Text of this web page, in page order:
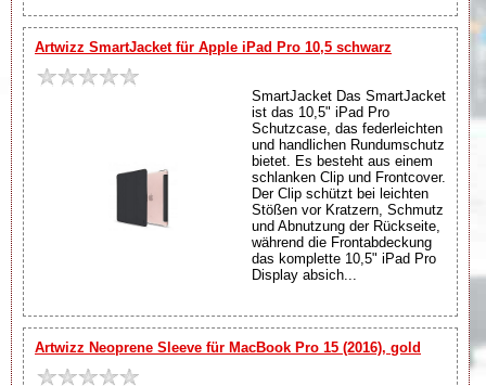
Artwizz SmartJacket für Apple iPad Pro 10,5 schwarz
SmartJacket Das SmartJacket
ist das 10,5" iPad Pro
Schutzcase, das federleichten
und handlichen Rundumschutz
bietet. Es besteht aus einem
schlanken Clip und Frontcover.
Der Clip schützt bei leichten
Stößen vor Kratzern, Schmutz
und Abnutzung der Rückseite,
während die Frontabdeckung
das komplette 10,5" iPad Pro
Display absich...
Artwizz Neoprene Sleeve für MacBook Pro 15 (2016), gold